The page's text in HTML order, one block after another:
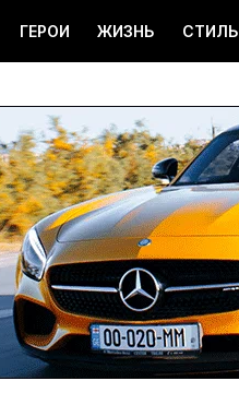
ГЕРОИ ЖИЗНЬ СТИЛЬ